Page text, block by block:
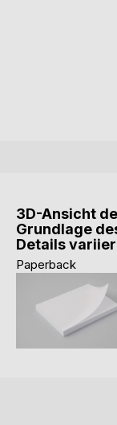
3D-Ansicht
Grundlage
Details
Paperback